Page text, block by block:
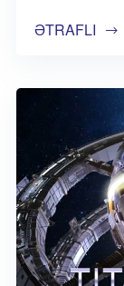
ƏTRAFLI